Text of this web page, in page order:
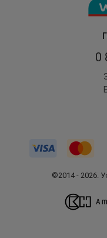
0
©2014 - 2026.